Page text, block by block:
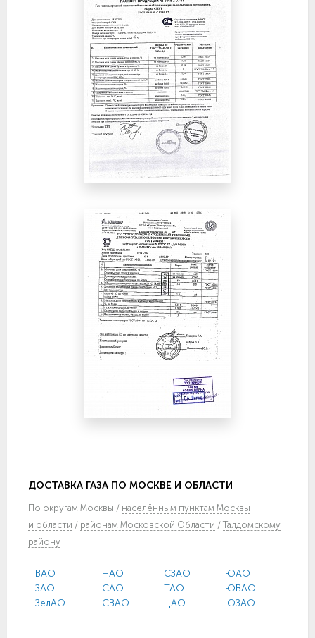
ДОСТАВКА ГАЗА ПО МОСКВЕ И ОБЛАСТИ
По округам Москвы / населённым пунктам Москвы
и области / районам Московской Области / Талдомскому
району
ВАО
ЗАО
ЗелАО
НАО
САО
СВАО
СЗАО
ТАО
ЦАО
ЮАО
ЮВАО
ЮЗАО